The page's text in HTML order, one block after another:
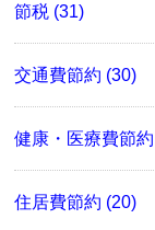
節税 (31)
交通費節約 (30)
健康・医療費節
住居費節約 (20)